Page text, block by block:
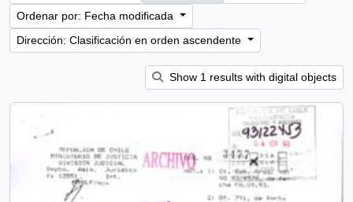
Ordenar por: Fecha modificada
Dirección: Clasificación en orden ascendente
Show 1 results with digital objects